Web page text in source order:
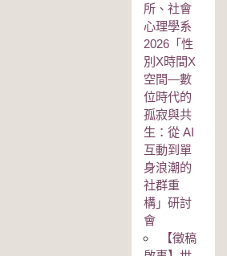
所、社會
心理學系
2026「性
別Χ時間Χ
空間—數
位時代的
孤寂與共
生：從 AI
互動到單
身浪潮的
社群重
構」研討
會
【徵稿